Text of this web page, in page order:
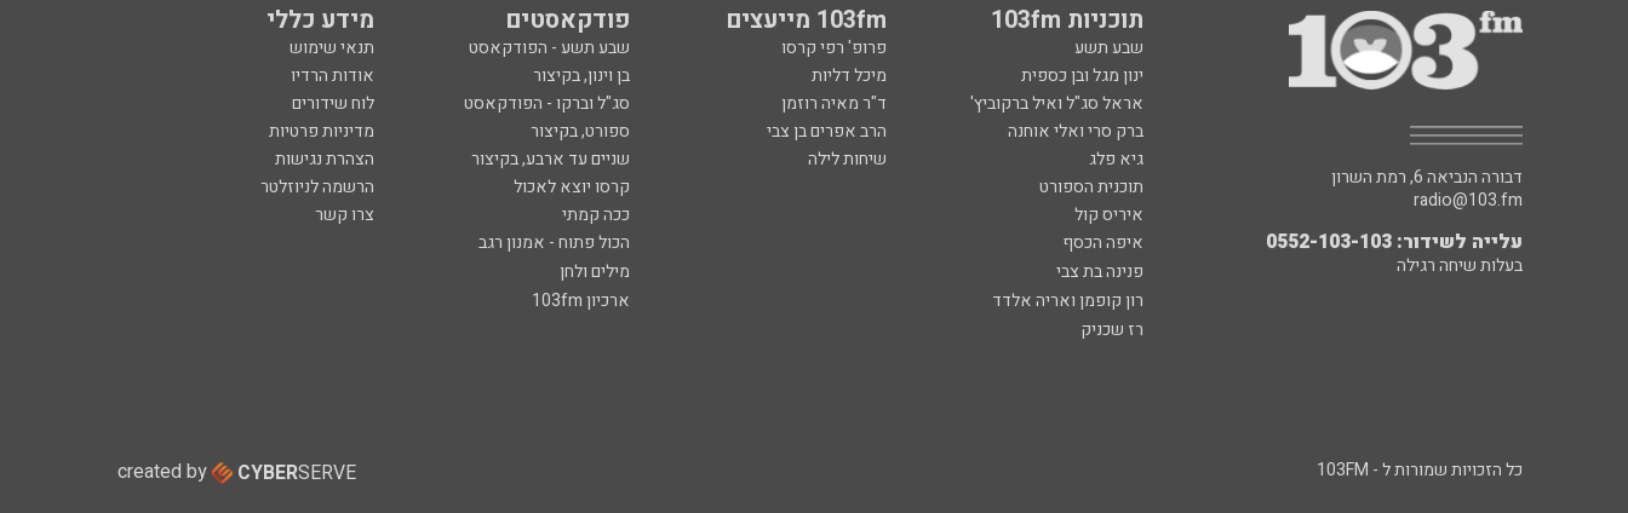
תוכניות 103fm 103fm מייעצים פודקאסטים מידע כללי
שבע תשע פרופ' רפי קרסו שבע תשע - הפודקאסט
תנאי שימוש
ינון מגל ובן כספית
מיכל דליות בן וינון, בקיצור
אודות הרדיו
אראל סג"ל ואיל ברקוביץ'
ד"ר מאיה רוזמן סג"ל וברקו - הפודקאסט
לוח שידורים
ברק סרי ואלי אוחנה
הרב אפרים בן צבי ספורט, בקיצור
מדיניות פרטיות
גיא פלג
שיחות לילה שניים עד ארבע, בקיצור
הצהרת נגישות
תוכנית הספורט
קרסו יוצא לאכול
הרשמה לניוזלטר
איריס קול
ככה קמתי
צרו קשר
איפה הכסף
הכול פתוח - אמנון רגב
פנינה בת צבי
מילים ולחן
רון קופמן ואריה אלדד
ארכיון 103fm
רז שכניק
דבורה הנביאה 6, רמת השרון
radio@103.fm
עלייה לשידור: 0552-103-103
בעלות שיחה רגילה
כל הזכויות שמורות ל - 103FM created by CYBERSERVE